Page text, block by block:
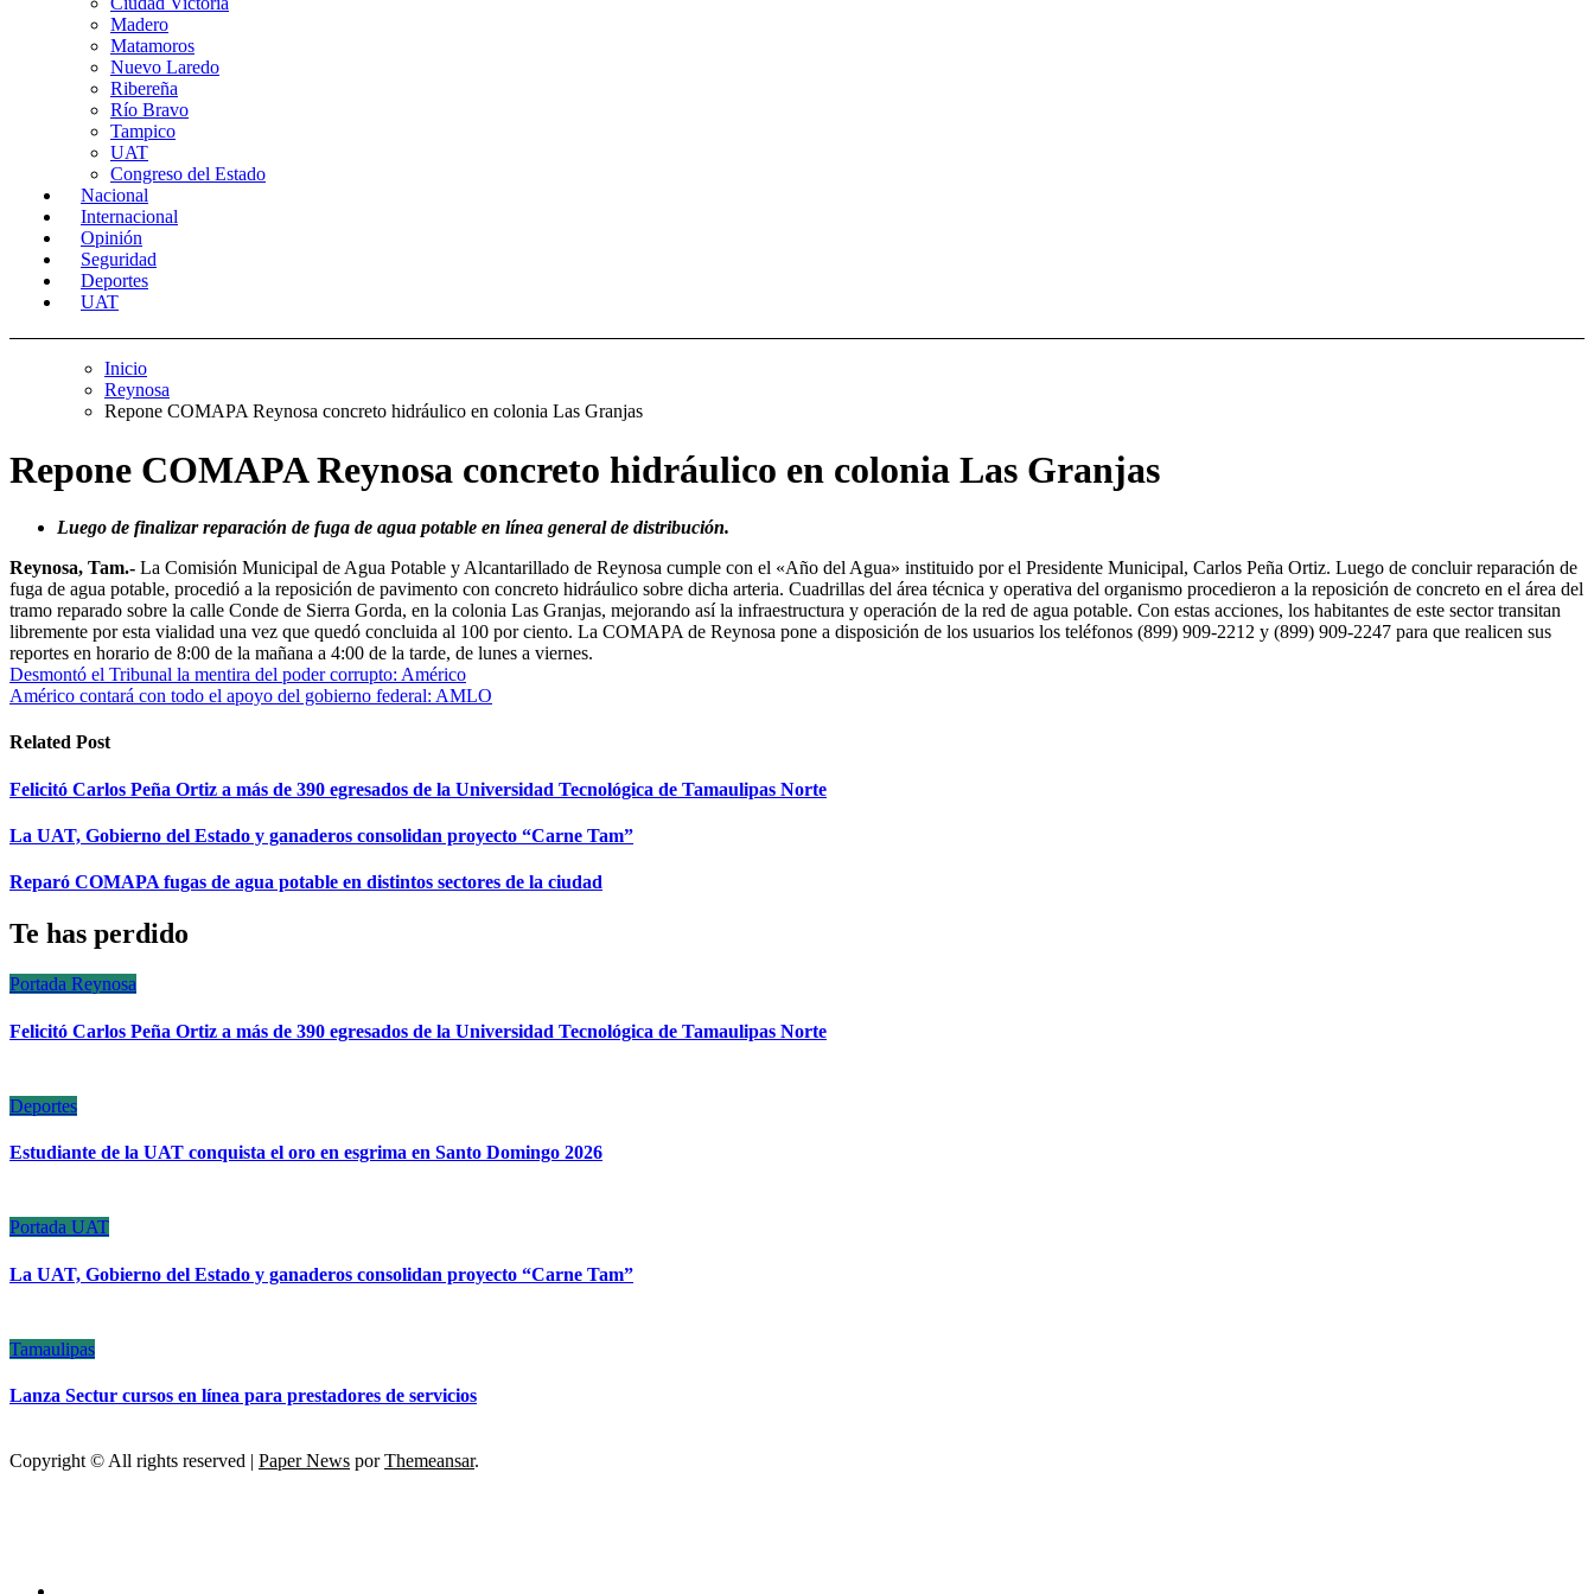
Madero
Matamoros
Nuevo Laredo
Ribereña
Río Bravo
Tampico
UAT
Congreso del Estado
Nacional
Internacional
Opinión
Seguridad
Deportes
UAT
Inicio
Reynosa
Repone COMAPA Reynosa concreto hidráulico en colonia Las Granjas
Repone COMAPA Reynosa concreto hidráulico en colonia Las Granjas
Luego de finalizar reparación de fuga de agua potable en línea general de distribución.
Reynosa, Tam.- La Comisión Municipal de Agua Potable y Alcantarillado de Reynosa cumple con el «Año del Agua» instituido por el Presidente Municipal, Carlos Peña Ortiz. Luego de concluir reparación de
fuga de agua potable, procedió a la reposición de pavimento con concreto hidráulico sobre dicha arteria. Cuadrillas del área técnica y operativa del organismo procedieron a la reposición de concreto en el área del
tramo reparado sobre la calle Conde de Sierra Gorda, en la colonia Las Granjas, mejorando así la infraestructura y operación de la red de agua potable. Con estas acciones, los habitantes de este sector transitan
libremente por esta vialidad una vez que quedó concluida al 100 por ciento. La COMAPA de Reynosa pone a disposición de los usuarios los teléfonos (899) 909-2212 y (899) 909-2247 para que realicen sus
reportes en horario de 8:00 de la mañana a 4:00 de la tarde, de lunes a viernes.
Navegación
de
entradas
Desmontó el Tribunal la mentira del poder corrupto: Américo
Américo contará con todo el apoyo del gobierno federal: AMLO
Related Post
Felicitó Carlos Peña Ortiz a más de 390 egresados de la Universidad Tecnológica de Tamaulipas Norte
La UAT, Gobierno del Estado y ganaderos consolidan proyecto “Carne Tam”
Reparó COMAPA fugas de agua potable en distintos sectores de la ciudad
Te has perdido
Portada Reynosa
Felicitó Carlos Peña Ortiz a más de 390 egresados de la Universidad Tecnológica de Tamaulipas Norte
Deportes
Estudiante de la UAT conquista el oro en esgrima en Santo Domingo 2026
Portada UAT
La UAT, Gobierno del Estado y ganaderos consolidan proyecto “Carne Tam”
Tamaulipas
Lanza Sectur cursos en línea para prestadores de servicios
Copyright © All rights reserved | Paper News porThemeansar.